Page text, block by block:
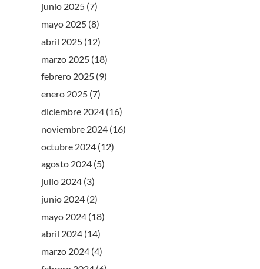
junio 2025 (7)
mayo 2025 (8)
abril 2025 (12)
marzo 2025 (18)
febrero 2025 (9)
enero 2025 (7)
diciembre 2024 (16)
noviembre 2024 (16)
octubre 2024 (12)
agosto 2024 (5)
julio 2024 (3)
junio 2024 (2)
mayo 2024 (18)
abril 2024 (14)
marzo 2024 (4)